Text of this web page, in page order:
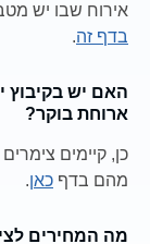
אירוח שבו יש
בדף זה.
האם יש בקיבוץ
ארוחת בוקר?
כן, קיימים
מהם בדף כאן.
מה המחירים